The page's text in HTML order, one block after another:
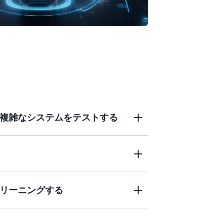
雑なシステムをテストする
運転支援システム (ADAS) で使用され
ート、市場成果の分析を自動化し
ーニングする